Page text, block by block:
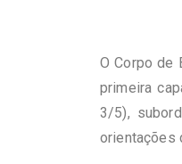
O Corpo de
primeira
3/5),
orientações